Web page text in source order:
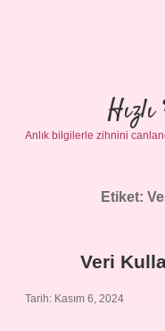
Anlık bilgilerle zihnini
Etiket:
Veri
Tarih: Kasım 6, 2024